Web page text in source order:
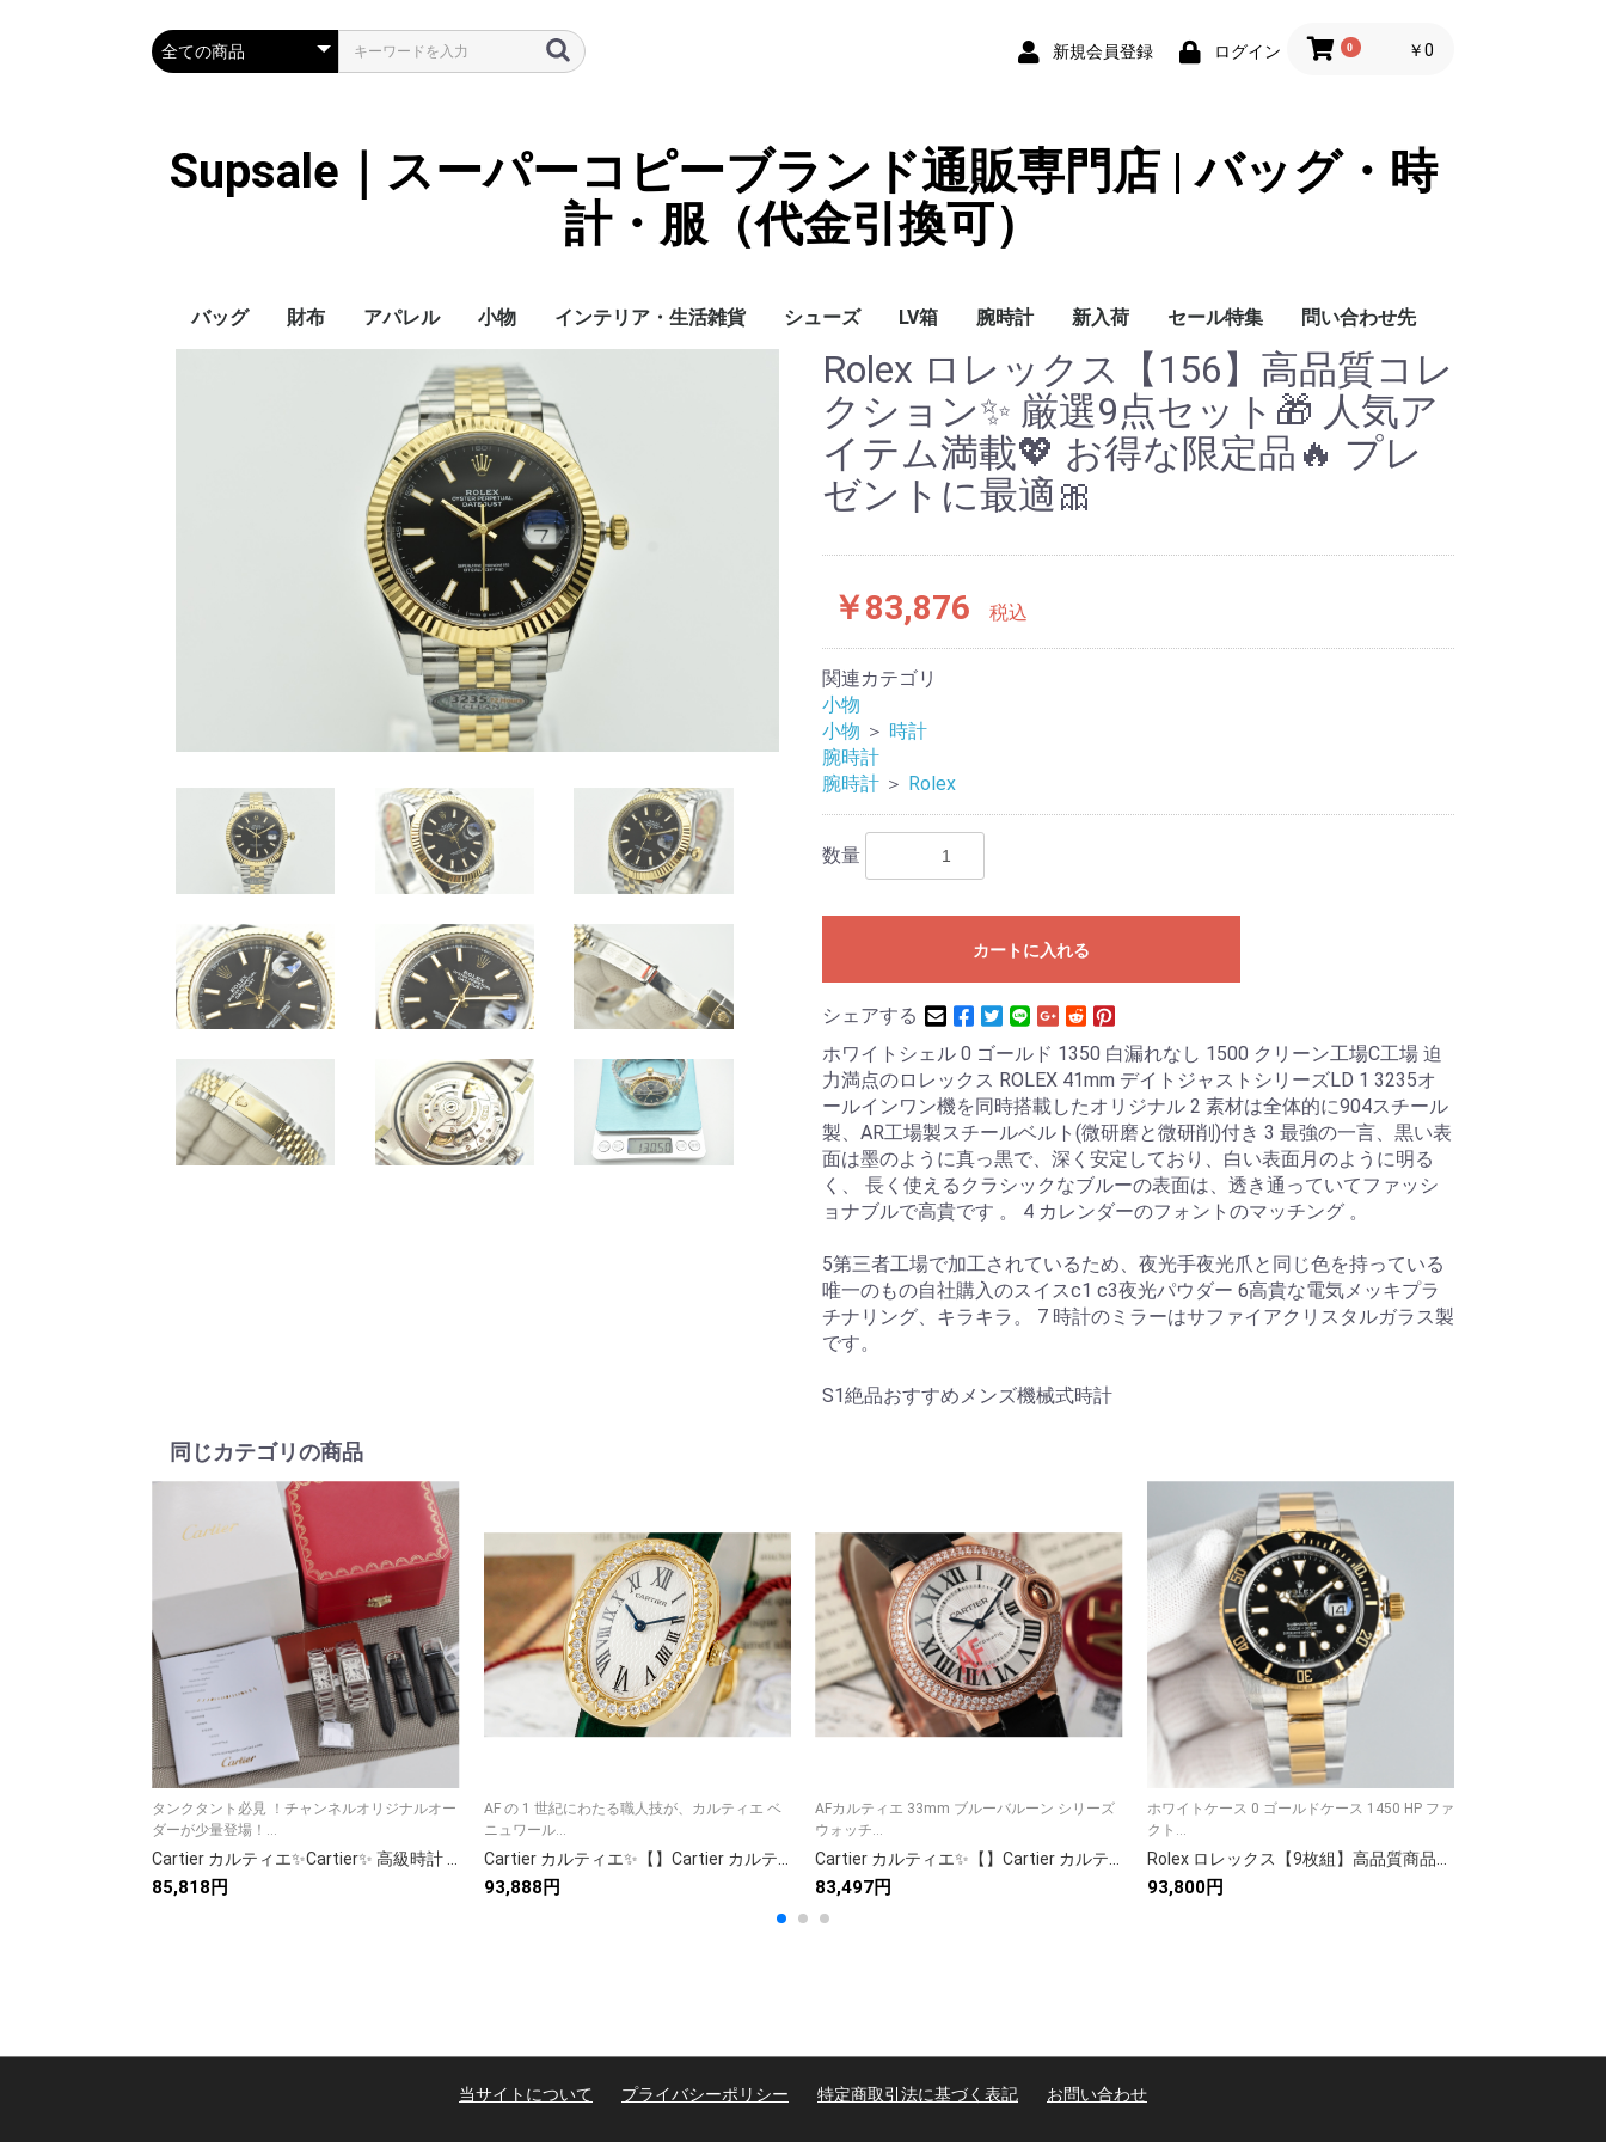
新規会員登録 ログイン 0 ￥0
Supsale｜スーパーコピーブランド通販専門店 | バッグ・時
計・服（代金引換可）
バッグ 財布
LOUIS VUITTON
アパレル
ハイブランド
Supreme
Miu Miu
アウター
LOUIS VUITTON
MONCLER
THE NORTH FACE
CHANEL
𝗖𝗔𝗡𝗔𝗗𝗔 𝗚𝗢𝗢𝗦𝗘
VERSACE
BALENCIAGA
子供服切れ
小物
ぼうし
ネクタイ
ハンカチ
スマホケース
サングラス・アイウェ
ア
アクセサリー
マフラー/スカーフ
傘 LOUIS VUITTON
LINEID：0109shop
バッグチャーム
バッグストラップ
カード（コイン）ケー
ス
キーケース
時計
手袋
ヘアアクセサリー
インテリア・生活雑貨
ッション
シューズ
レディース/女性用
メンズ/男性用
Gucci
Chanel
LV箱 腕時計
Omega
Rolex
Cartier
Chanel
新入荷 セール特集 問い合わせ先
問い合わせ先
Rolex ロレックス【156】高品質コレ
クション✨ 厳選9点セット🎁 人気ア
イテム満載💖 お得な限定品🔥 プレ
ゼントに最適🎀
￥83,876 税込
関連カテゴリ
小物
小物 ＞ 時計
腕時計
腕時計 ＞ Rolex
数量
カートに入れる
シェアする
ホワイトシェル 0 ゴールド 1350 白漏れなし 1500 クリーン工場C工場 迫
力満点のロレックス ROLEX 41mm デイトジャストシリーズLD 1 3235オ
ールインワン機を同時搭載したオリジナル 2 素材は全体的に904スチール
製、AR工場製スチールベルト(微研磨と微研削)付き 3 最強の一言、黒い表
面は墨のように真っ黒で、深く安定しており、白い表面月のように明る
く、 長く使えるクラシックなブルーの表面は、透き通っていてファッシ
ョナブルで高貴です 。 4 カレンダーのフォントのマッチング 。
5第三者工場で加工されているため、夜光手夜光爪と同じ色を持っている
唯一のもの自社購入のスイスc1 c3夜光パウダー 6高貴な電気メッキプラ
チナリング、キラキラ。 7 時計のミラーはサファイアクリスタルガラス製
です。
S1絶品おすすめメンズ機械式時計
同じカテゴリの商品
タンクタント必見 ！チャンネルオリジナルオー
ダーが少量登場！...
Cartier カルティエ✨Cartier✨ 高級時計 サントスデカルティエ 自動巻 メンズ 人気モデル💎 🛡️ プレゼントに最適🎁
85,818円
AF の 1 世紀にわたる職人技が、カルティエ ベ
ニュワール...
Cartier カルティエ✨【】Cartier カルティエ 時計 レディース 人気 腕時計 高級 ブランド ⌚💎🛍️💖✨ ギフト 贈り物 7点画像付き
93,888円
AFカルティエ 33mm ブルーバルーン シリーズ
ウォッチ...
Cartier カルティエ✨【】Cartier カルティエ 時計 レディース 人気 腕時計⌚ ラグジュアリー 贈り物🎁 ギフト 7点画像付き💎 美品✨
83,497円
ホワイトケース 0 ゴールドケース 1450 HP ファ
クト...
Rolex ロレックス【9枚組】高品質商品231✨ 多用途活用アイテム🎁 長寿命設計🔋 お得なセット🛍️ 満足保証💯
93,800円
当サイトについて プライバシーポリシー 特定商取引法に基づく表記 お問い合わせ